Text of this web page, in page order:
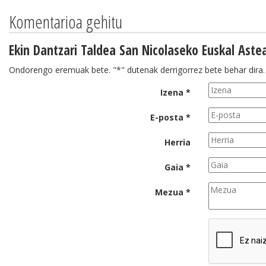
Komentarioa gehitu
Ekin Dantzari Taldea San Nicolaseko Euskal
Ondorengo eremuak bete. "*" dutenak derrigorrez bete behar dira.
Izena *
E-posta *
Herria
Gaia *
Mezua *